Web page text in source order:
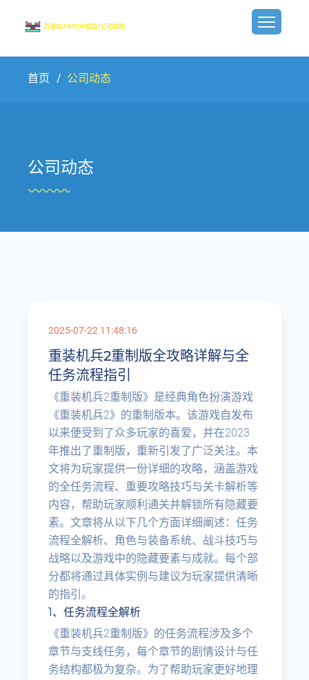
首页 公司动态
公司动态
2025-07-22 11:48:16
重装机兵2重制版全攻略详解与全
任务流程指引
《重装机兵2重制版》是经典角色扮演游戏
《重装机兵2》的重制版本。该游戏自发布
以来便受到了众多玩家的喜爱，并在2023
年推出了重制版，重新引发了广泛关注。本
文将为玩家提供一份详细的攻略，涵盖游戏
的全任务流程、重要攻略技巧与关卡解析等
内容，帮助玩家顺利通关并解锁所有隐藏要
素。文章将从以下几个方面详细阐述：任务
流程全解析、角色与装备系统、战斗技巧与
战略以及游戏中的隐藏要素与成就。每个部
分都将通过具体实例与建议为玩家提供清晰
的指引。
1、任务流程全解析
《重装机兵2重制版》的任务流程涉及多个
章节与支线任务，每个章节的剧情设计与任
务结构都极为复杂。为了帮助玩家更好地理